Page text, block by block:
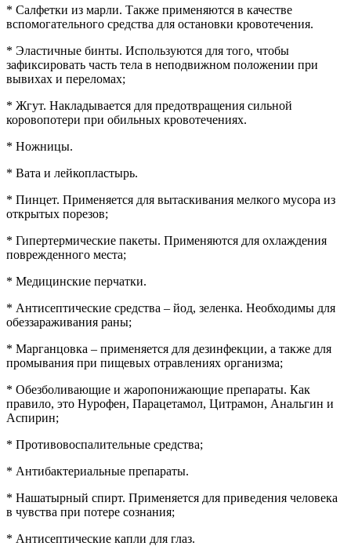
* Салфетки из марли. Также применяются в качестве
вспомогательного средства для остановки кровотечения.
* Эластичные бинты. Используются для того, чтобы
зафиксировать часть тела в неподвижном положении при
вывихах и переломах;
* Жгут. Накладывается для предотвращения сильной
коровопотери при обильных кровотечениях.
* Ножницы.
* Вата и лейкопластырь.
* Пинцет. Применяется для вытаскивания мелкого мусора из
открытых порезов;
* Гипертермические пакеты. Применяются для охлаждения
поврежденного места;
* Медицинские перчатки.
* Антисептические средства – йод, зеленка. Необходимы для
обеззараживания раны;
* Марганцовка – применяется для дезинфекции, а также для
промывания при пищевых отравлениях организма;
* Обезболивающие и жаропонижающие препараты. Как
правило, это Нурофен, Парацетамол, Цитрамон, Анальгин и
Аспирин;
* Противовоспалительные средства;
* Антибактериальные препараты.
* Нашатырный спирт. Применяется для приведения человека
в чувства при потере сознания;
* Антисептические капли для глаз.